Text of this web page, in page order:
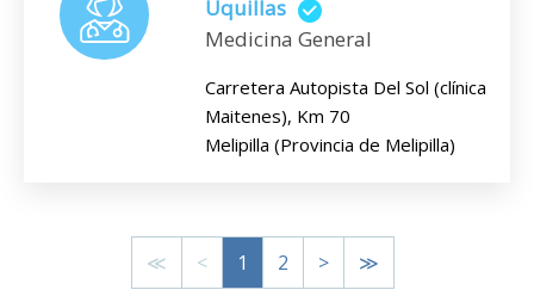
Uquillas
Medicina General
Carretera Autopista Del Sol (clínica
Maitenes), Km 70
Melipilla (Provincia de Melipilla)
≪ < 1 2 > ≫